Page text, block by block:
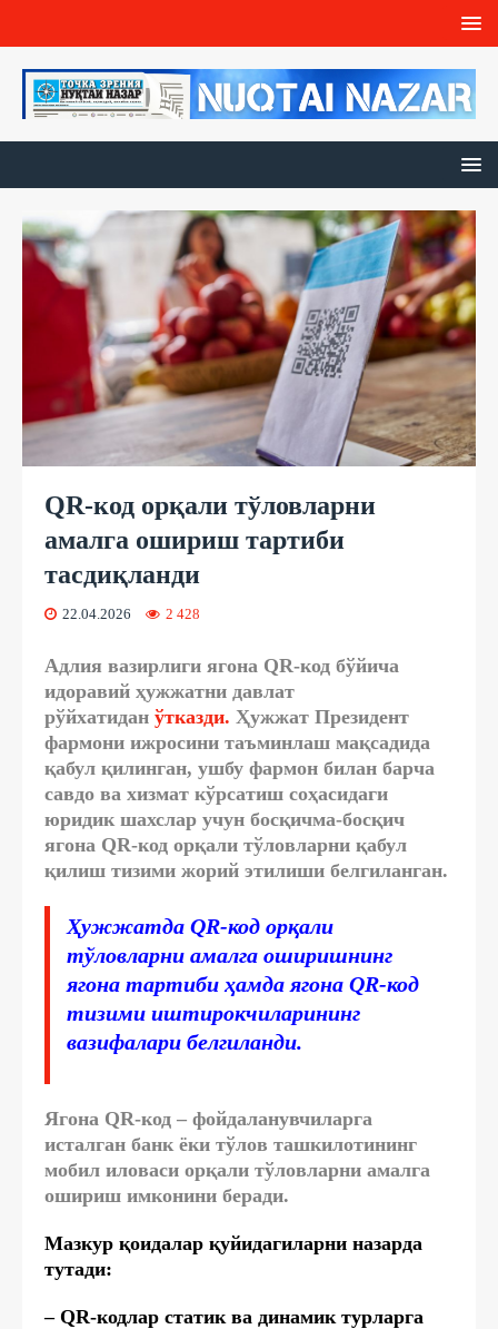
QR-код орқали тўловларни
амалга ошириш тартиби
тасдиқланди
22.04.2026 2 428
Адлия вазирлиги ягона QR-код бўйича
идоравий ҳужжатни давлат
рўйхатидан ўтказди. Ҳужжат Президент
фармони ижросини таъминлаш мақсадида
қабул қилинган, ушбу фармон билан барча
савдо ва хизмат кўрсатиш соҳасидаги
юридик шахслар учун босқичма-босқич
ягона QR-код орқали тўловларни қабул
қилиш тизими жорий этилиши белгиланган.
Ҳужжатда QR-код орқали
тўловларни амалга оширишнинг
ягона тартиби ҳамда ягона QR-код
тизими иштирокчиларининг
вазифалари белгиланди.
Ягона QR-код – фойдаланувчиларга
исталган банк ёки тўлов ташкилотининг
мобил иловаси орқали тўловларни амалга
ошириш имконини беради.
Мазкур қоидалар қуйидагиларни назарда
тутади:
– QR-кодлар статик ва динамик турларга